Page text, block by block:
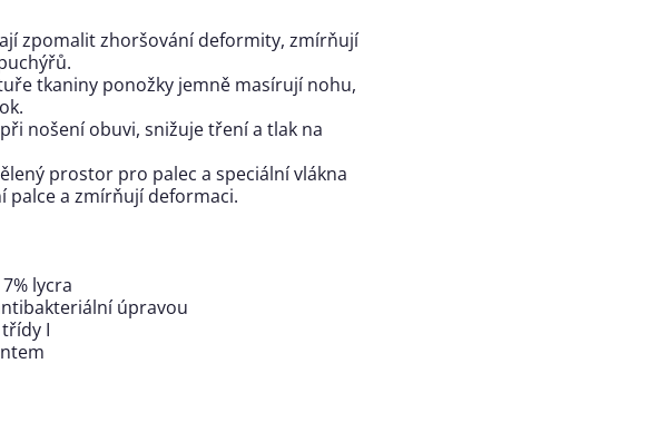
zpomalit zhoršování deformity, zmírňují
tkaniny ponožky jemně masírují nohu,
nošení obuvi, snižuje tření a tlak na
prostor pro palec a speciální vlákna
palce a zmírňují deformaci.
lycra
úpravou
I